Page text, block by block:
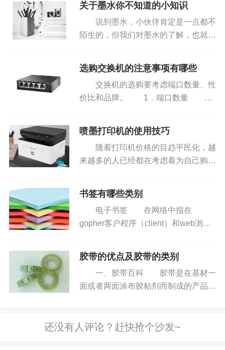
入国家行业标准GB／T 1999内在全国执行。书刊本册现行
开本尺寸主要是A系列规格，有以下几种：
A5（32k）210mm×148mm；
A6（64k）144mm×105mm三种，
其中A3（8k）尺寸尚未定入，但普遍用420mm×297mm。
A2（4k）420mm×594mm。
正度8开的尺寸是：白料270mm×390 mm，成品260mm×3
70 mm。版面的大小称为开本，开本以全张纸为计算单
位，每全张纸裁切和折叠多少小张就称多少开本。我国习
的大小为对开，再对折为4开纸，再对折为8开纸,再对折为
16开,再对折为32开，再对折为64开，依次类推。
识。 办公耗材色带的工作原理是利
用针式打印机机头内的点针撞针去撞...
关于墨水你不知道的小知识
说到墨水，小伙伴肯定是一点都不
陌生的，但我们对墨水的了解，也就是
的小知识。 墨水主要是一种含有色
素或染料的液体，它主要是被用于...
选购交换机的注意事项有哪些
交换机的选购要考虑端口数量、性
价比和品牌。 1．端口数量 端
换机时，一般需要首先考虑交换机的端
口数量是否能满足自己的需求，然...
喷墨打印机的使用技巧
随着打印机价格的目趋平民化，越
来越多的人已经都在考虑着为自己购买
效地为自己工作，就必须常握其中的一
些操作...
书签有哪些类别
电子书签 在网络中指在
gopher客户程序（client）和web浏览
以便作为今后查找的参考。在gopher
客户程序中，...
胶带的优点及胶带的类别
一、胶带百科 胶带是在基材一
面或者两面涂布胶粘剂而制成的产品。
PSA），即对 压力敏感的胶带，对它